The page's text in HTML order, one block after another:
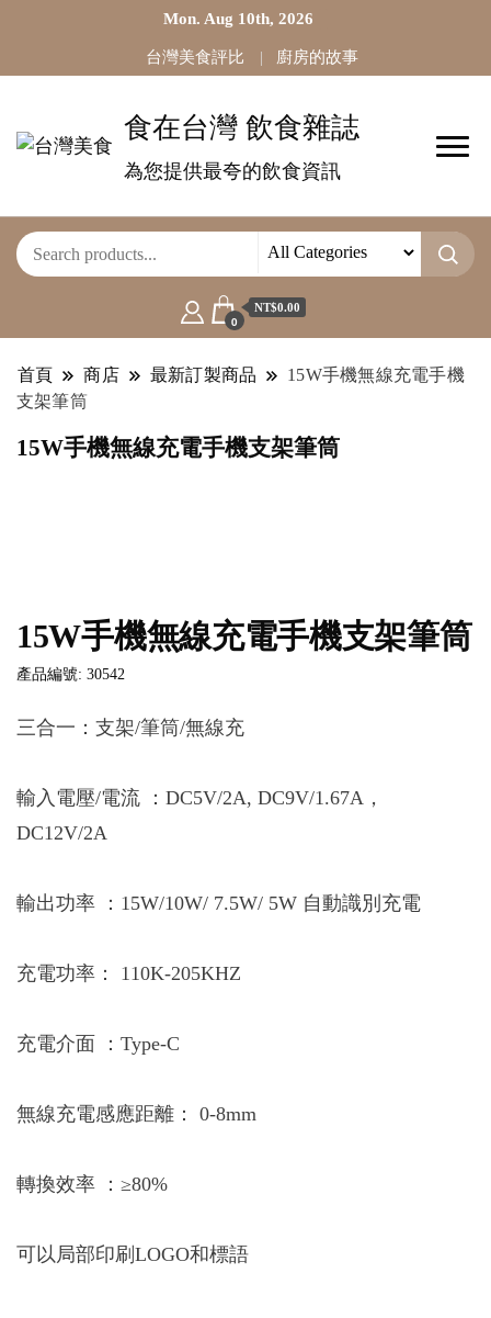
Mon. Aug 10th, 2026
台灣美食評比 廚房的故事
食在台灣 飲食雜誌
為您提供最夸的飲食資訊
0
NT$0.00
首頁 商店 最新訂製商品
15W手機無線充電手機
支架筆筒
15W手機無線充電手機支架筆筒
15W手機無線充電手機支架筆筒
產品編號: 30542
三合一：支架/筆筒/無線充
輸入電壓/電流 ：DC5V/2A, DC9V/1.67A，
DC12V/2A
輸出功率 ：15W/10W/ 7.5W/ 5W 自動識別充電
充電功率： 110K-205KHZ
充電介面 ：Type-C
無線充電感應距離： 0-8mm
轉換效率 ：≥80%
可以局部印刷LOGO和標語